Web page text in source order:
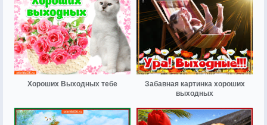
Хороших Выходных тебе
Забавная картинка хороших
выходных